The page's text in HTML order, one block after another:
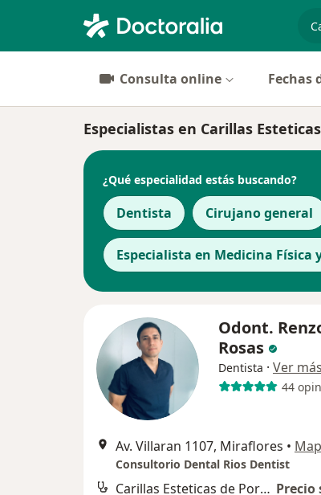
Consulta online Fechas
Especialistas en Carillas
¿Qué especialidad estás buscando?
Dentista Cirujano general
Especialista en Medicina Física
Odont.
Rosas
Dentista · Ver más
44
Av. Villaran 1107, Miraflores •
Consultorio Dental Rios Dentist
Carillas Esteticas de Porcelana Precio